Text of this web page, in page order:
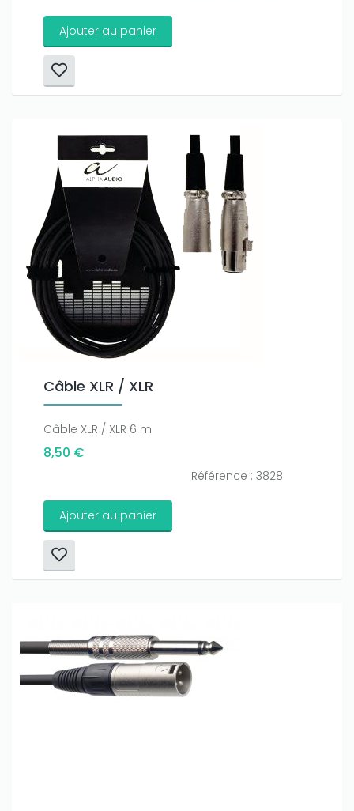
Ajouter au panier
Câble XLR / XLR
Câble XLR / XLR 6 m
8,50 €
Référence : 3828
Ajouter au panier